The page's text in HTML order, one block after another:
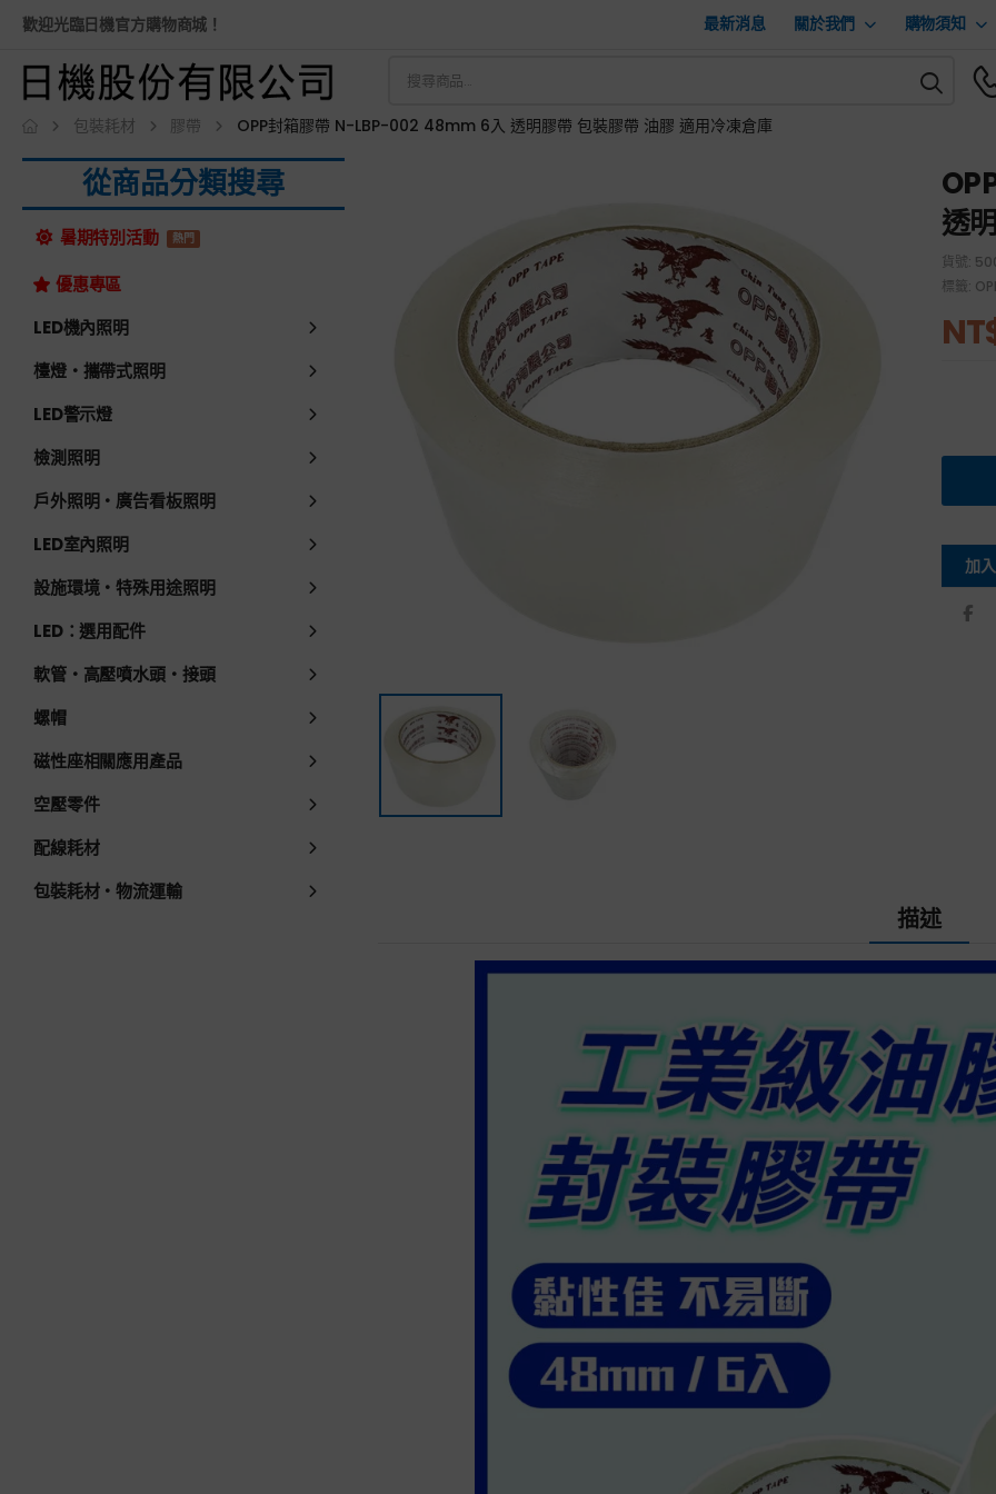
歡迎光臨日機官方購物商城！ 最新消息 關於我們 購物須知
包裝耗材 膠帶 OPP封箱膠帶 N-LBP-002 48mm 6入 透明膠帶 包裝膠帶 油膠 適用冷凍倉庫
從商品分類搜尋
暑期特別活動 熱門
優惠專區
LED機內照明
檯燈・攜帶式照明
LED警示燈
檢測照明
戶外照明・廣告看板照明
LED室內照明
設施環境・特殊用途照明
LED：選用配件
軟管・高壓噴水頭・接頭
螺帽
磁性座相關應用產品
空壓零件
配線耗材
包裝耗材・物流運輸
透
貨號:
標籤:
加
描述